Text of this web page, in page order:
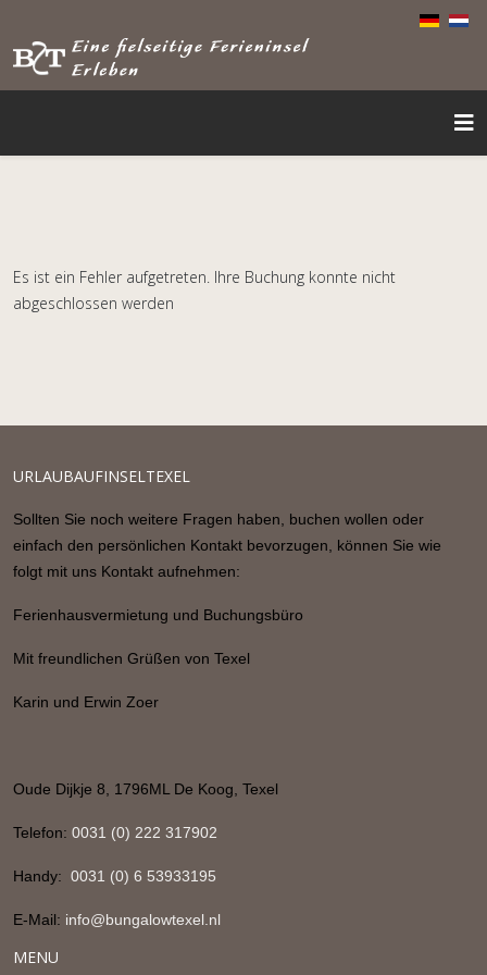
Es ist ein Fehler aufgetreten. Ihre Buchung konnte nicht
abgeschlossen werden
URLAUBAUFINSELTEXEL
Sollten Sie noch weitere Fragen haben, buchen wollen oder
einfach den persönlichen Kontakt bevorzugen, können Sie wie
folgt mit uns Kontakt aufnehmen:
Ferienhausvermietung und Buchungsbüro
Mit freundlichen Grüßen von Texel
Karin und Erwin Zoer
Oude Dijkje 8, 1796ML De Koog, Texel
Telefon: 0031 (0) 222 317902
Handy: 0031 (0) 6 53933195
E-Mail: info@bungalowtexel.nl
MENU